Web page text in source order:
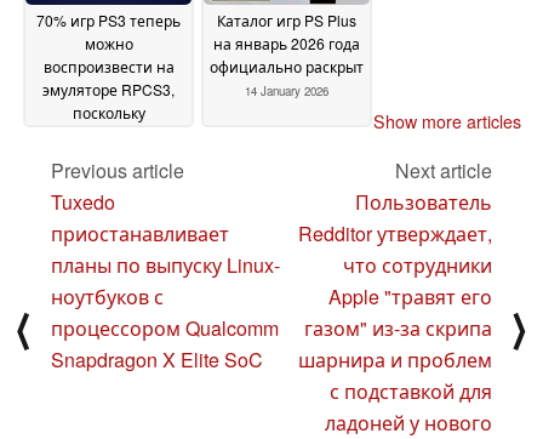
70% игр PS3 теперь
можно
воспроизвести на
эмуляторе RPCS3,
поскольку
отстает20 January 2026
Каталог игр PS Plus
на январь 2026 года
официально раскрыт
14 January 2026
Show more articles
⟨
Previous article
Tuxedo
приостанавливает
планы по выпуску Linux-
ноутбуков с
процессором Qualcomm
Snapdragon X Elite SoC
Next article
Пользователь
Redditor утверждает,
что сотрудники
Apple "травят его
газом" из-за скрипа
шарнира и проблем
с подставкой для
ладоней у нового
⟩